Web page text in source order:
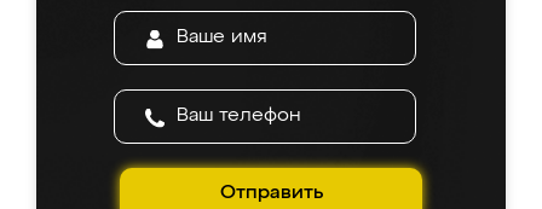
Отправить